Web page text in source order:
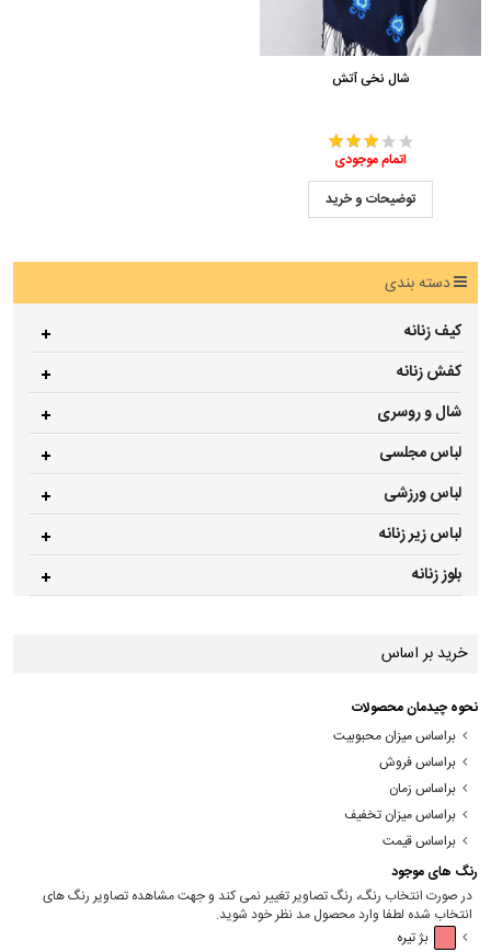
شال نخی آتش
اتمام موجودی
توضیحات و خرید
دسته بندی
کیف زنانه
کفش زنانه
شال و روسری
لباس مجلسی
لباس ورزشی
لباس زیر زنانه
بلوز زنانه
خرید بر اساس
نحوه چیدمان محصولات
براساس میزان محبوبیت
براساس فروش
براساس زمان
براساس میزان تخفیف
براساس قیمت
رنگ های موجود
در صورت انتخاب رنگ، رنگ تصاویر تغییر نمی کند و جهت مشاهده تصاویر رنگ های
انتخاب شده لطفا وارد محصول مد نظر خود شوید.
بژ تیره